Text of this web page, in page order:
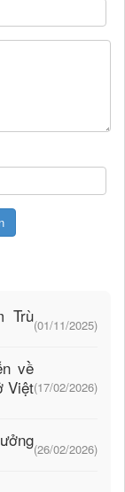
Trù(01/11/2025)
về
Việt(17/02/2026)
(26/02/2026)